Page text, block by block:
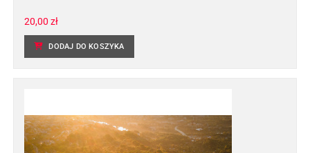
20,00 zł
DODAJ DO KOSZYKA